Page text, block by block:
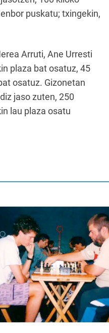
puskatu; txingekin,
Arruti, Ane Urresti
plaza bat osatuz, 45
osatuz. Gizonetan
jaso zuten, 250
lau plaza osatu